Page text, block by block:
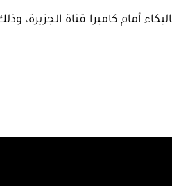
أمام كاميرا قناة الجزيرة،